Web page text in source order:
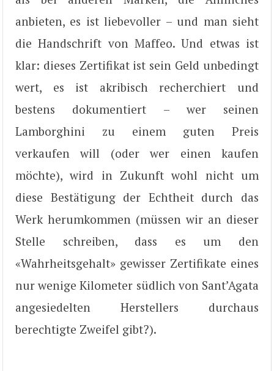
anbieten, es ist liebevoller – und man sieht
die Handschrift von Maffeo. Und etwas ist
klar: dieses Zertifikat ist sein Geld unbedingt
wert, es ist akribisch recherchiert und
bestens dokumentiert – wer seinen
Lamborghini zu einem guten Preis
verkaufen will (oder wer einen kaufen
möchte), wird in Zukunft wohl nicht um
diese Bestätigung der Echtheit durch das
Werk herumkommen (müssen wir an dieser
Stelle schreiben, dass es um den
«Wahrheitsgehalt» gewisser Zertifikate eines
nur wenige Kilometer südlich von Sant’Agata
angesiedelten Herstellers durchaus
berechtigte Zweifel gibt?).